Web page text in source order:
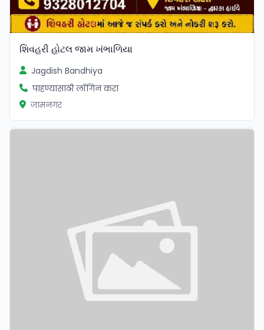
શિવહરી હોટલ જામ ખંભાળિયા
Jagdish Bandhiya
पाहण्यासाठी लॉगिन करा
जामनगर